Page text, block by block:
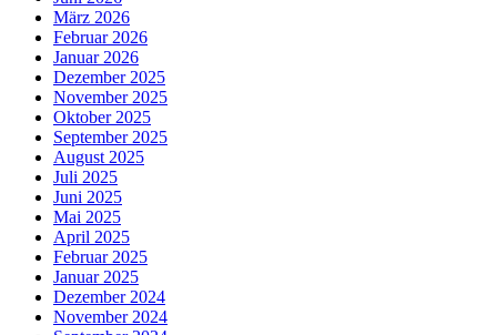
März 2026
Februar 2026
Januar 2026
Dezember 2025
November 2025
Oktober 2025
September 2025
August 2025
Juli 2025
Juni 2025
Mai 2025
April 2025
Februar 2025
Januar 2025
Dezember 2024
November 2024